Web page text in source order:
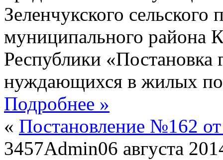
Зеленчукского сельского
муниципального района
Республики «Постановка
нуждающихся в жилых
Подробнее »
« Постановление №162
3457Admin06 августа